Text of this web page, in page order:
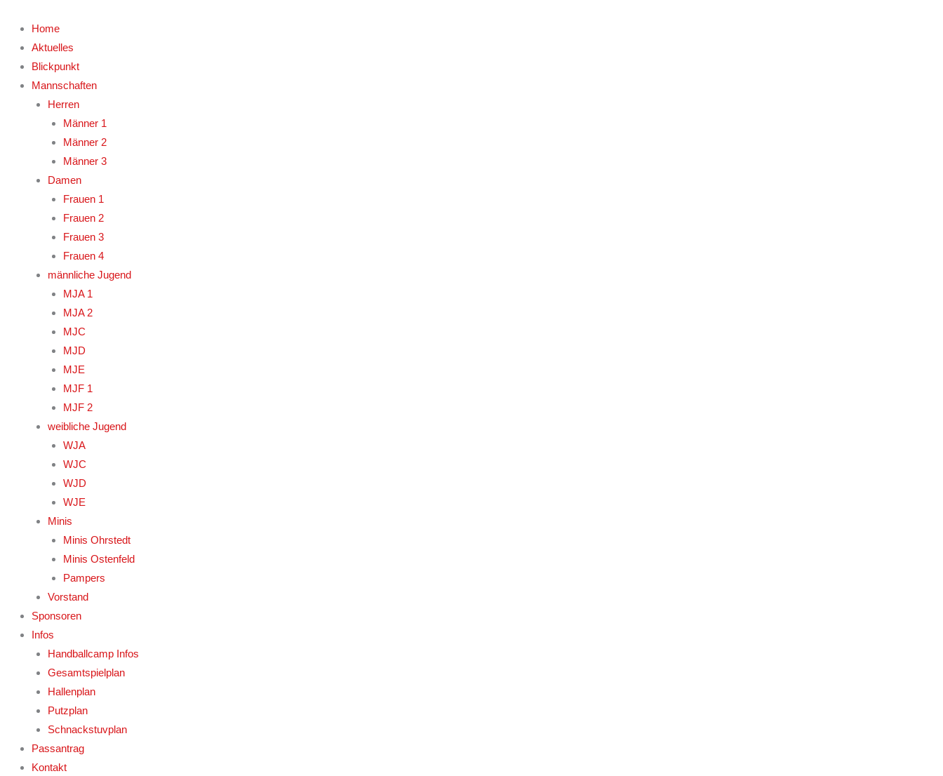
Inhalt
springen
Home
Aktuelles
Blickpunkt
Mannschaften
Herren
Männer 1
Männer 2
Männer 3
Damen
Frauen 1
Frauen 2
Frauen 3
Frauen 4
männliche Jugend
MJA 1
MJA 2
MJC
MJD
MJE
MJF 1
MJF 2
weibliche Jugend
WJA
WJC
WJD
WJE
Minis
Minis Ohrstedt
Minis Ostenfeld
Pampers
Vorstand
Sponsoren
Infos
Handballcamp Infos
Gesamtspielplan
Hallenplan
Putzplan
Schnackstuvplan
Passantrag
Kontakt